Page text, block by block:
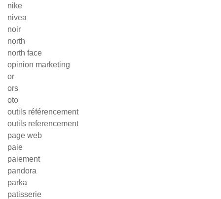
nike
nivea
noir
north
north face
opinion marketing
or
ors
oto
outils référencement
outils referencement
page web
paie
paiement
pandora
parka
patisserie